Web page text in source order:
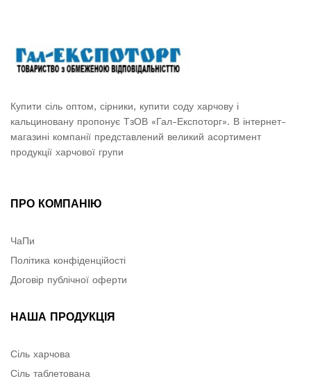
Купити сіль оптом, сірники, купити соду харчову і
кальциновану пропонує ТзОВ «Гал-Експоторг». В інтернет-
магазині компанії представлений великий асортимент
продукції харчової групи
ПРО КОМПАНІЮ
ЧаПи
Політика конфіденційості
Договір публічної оферти
НАША ПРОДУКЦІЯ
Сіль харчова
Сіль таблетована